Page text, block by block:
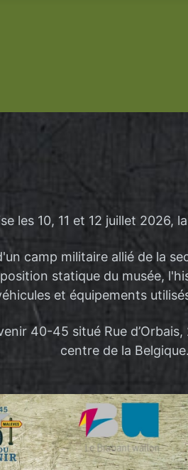
les 10, 11 et 12 juillet
camp militaire allié de la
statique du musée,
et équipements
40-45 situé Rue
centre de la Belgique.